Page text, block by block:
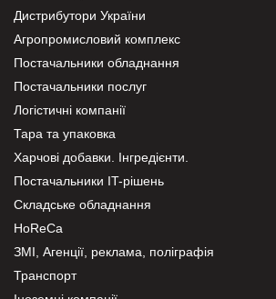
Дистрибутори України
Агропромисловий комплекс
Постачальники обладнання
Постачальники послуг
Логістичні компанії
Тара та упаковка
Харчові добавки. Інгредієнти.
Постачальники IT-рішень
Складське обладнання
HoReCa
ЗМІ, Агенції, реклама, поліграфія
Транспорт